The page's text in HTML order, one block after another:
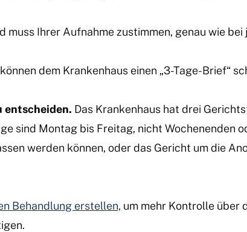
muss Ihrer Aufnahme zustimmen, genau wie
dem Krankenhaus einen „3-Tage-Brief“
entscheiden. Das Krankenhaus hat drei
sind Montag bis Freitag, nicht Wochenenden
werden können, oder das Gericht um die
Behandlung erstellen, um mehr Kontrolle über